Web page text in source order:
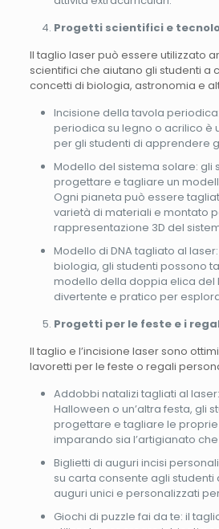
Progetti scientifici e
Il taglio laser può essere utilizzato
scientifici che aiutano gli studenti
concetti di biologia, astronomia e
Incisione della tavola
periodica su legno o acrilico è
per gli studenti di apprendere
Modello del sistema solare: gli
progettare e tagliare un
Ogni pianeta può essere
varietà di materiali e montato
rappresentazione 3D del
Modello di DNA tagliato al
biologia, gli studenti possono
modello della doppia elica del
divertente e pratico per
Progetti per le feste e i
Il taglio e l’incisione laser sono
lavoretti per le feste o regali
Addobbi natalizi tagliati al
Halloween o un’altra festa, gli
progettare e tagliare le
imparando sia l’artigianato
Biglietti di auguri incisi
su carta consente agli
auguri unici e personalizzati
Giochi di puzzle fai da te: il